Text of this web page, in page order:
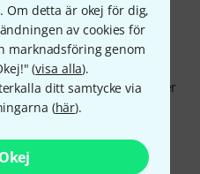
Om detta är okej för dig,
av cookies för
marknadsföring genom
(visa alla).
ditt samtycke via
(här).
Okej
anpassat den med
Välgjord, tillräckligt
bära utrustning som behöver
moving heads, lampor
Kanske hade ett
för att bära den med en